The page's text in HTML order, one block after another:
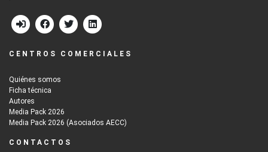
CENTROS COMERCIALES
Quiénes somos
Ficha técnica
Autores
Media Pack 2026
Media Pack 2026 (Asociados AECC)
CONTACTOS